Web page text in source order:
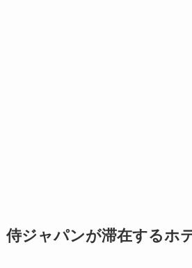
侍ジャパンが滞在するホ